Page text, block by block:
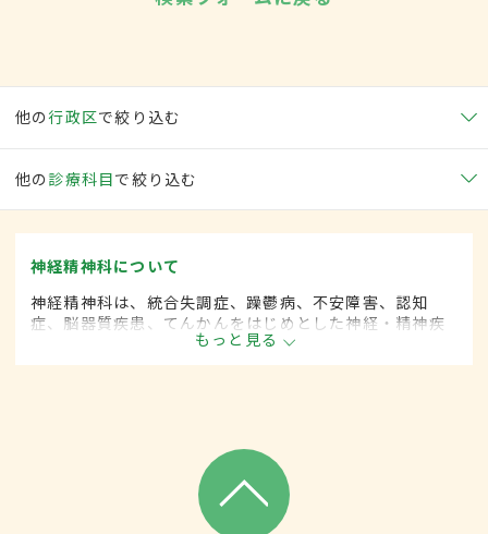
他の行政区で絞り込む
他の 診療科目で絞り込む
神経精神科について
神経精神科は、統合失調症、躁鬱病、不安障害、認知
症、脳器質疾患、てんかんをはじめとした神経・精神疾
患を専門的に取り扱います。
もっと見る